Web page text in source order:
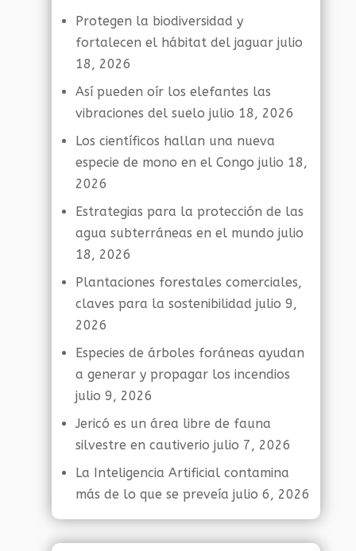
Protegen la biodiversidad y
fortalecen el hábitat del jaguar julio
18, 2026
Así pueden oír los elefantes las
vibraciones del suelo julio 18, 2026
Los científicos hallan una nueva
especie de mono en el Congo julio 18,
2026
Estrategias para la protección de las
agua subterráneas en el mundo julio
18, 2026
Plantaciones forestales comerciales,
claves para la sostenibilidad julio 9,
2026
Especies de árboles foráneas ayudan
a generar y propagar los incendios
julio 9, 2026
Jericó es un área libre de fauna
silvestre en cautiverio julio 7, 2026
La Inteligencia Artificial contamina
más de lo que se preveía julio 6, 2026